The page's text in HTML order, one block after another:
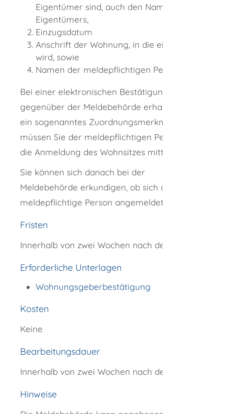
Eigentümer sind, auch den Namen des
Eigentümers,
Einzugsdatum
Anschrift der Wohnung, in die eingezogen
wird, sowie
Namen der meldepflichtigen Personen.
Bei einer elektronischen Bestätigung
gegenüber der Meldebehörde erhalten Sie
ein sogenanntes Zuordnungsmerkmal. Das
müssen Sie der meldepflichtigen Person für
die Anmeldung des Wohnsitzes mitteilen.
Sie können sich danach bei der
Meldebehörde erkundigen, ob sich die
meldepflichtige Person angemeldet hat.
Fristen
Innerhalb von zwei Wochen nach dem Einzug.
Erforderliche Unterlagen
Wohnungsgeberbestätigung
Kosten
Keine
Bearbeitungsdauer
Innerhalb von zwei Wochen nach dem Einzug
Hinweise